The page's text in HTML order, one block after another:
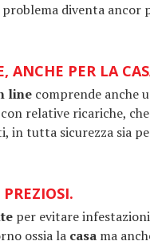
diventa ancor
ANCHE PER LA
line comprende anche
relative ricariche,
in tutta sicurezza sia
per evitare
ossia la casa ma